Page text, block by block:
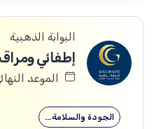
البوابة الذهبية
إطفائي
الموعد النهائي: 30/
الجودة والسلامة…